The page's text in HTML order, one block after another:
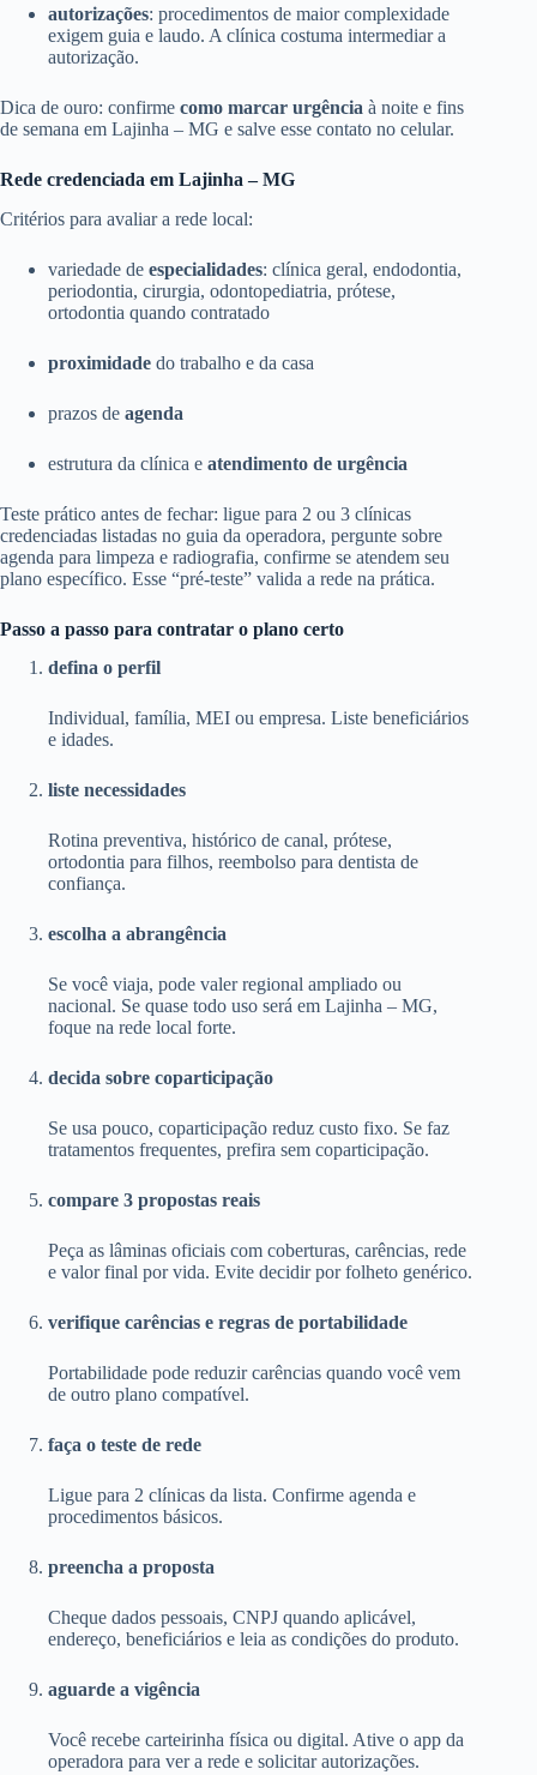
autorizações: procedimentos de maior complexidade
exigem guia e laudo. A clínica costuma intermediar a
autorização.
Dica de ouro: confirme como marcar urgência à noite e fins
de semana em Lajinha – MG e salve esse contato no celular.
Rede credenciada em Lajinha – MG
Critérios para avaliar a rede local:
variedade de especialidades: clínica geral, endodontia,
periodontia, cirurgia, odontopediatria, prótese,
ortodontia quando contratado
proximidade do trabalho e da casa
prazos de agenda
estrutura da clínica e atendimento de urgência
Teste prático antes de fechar: ligue para 2 ou 3 clínicas
credenciadas listadas no guia da operadora, pergunte sobre
agenda para limpeza e radiografia, confirme se atendem seu
plano específico. Esse “pré-teste” valida a rede na prática.
Passo a passo para contratar o plano certo
defina o perfil
Individual, família, MEI ou empresa. Liste beneficiários
e idades.
liste necessidades
Rotina preventiva, histórico de canal, prótese,
ortodontia para filhos, reembolso para dentista de
confiança.
escolha a abrangência
Se você viaja, pode valer regional ampliado ou
nacional. Se quase todo uso será em Lajinha – MG,
foque na rede local forte.
decida sobre coparticipação
Se usa pouco, coparticipação reduz custo fixo. Se faz
tratamentos frequentes, prefira sem coparticipação.
compare 3 propostas reais
Peça as lâminas oficiais com coberturas, carências, rede
e valor final por vida. Evite decidir por folheto genérico.
verifique carências e regras de portabilidade
Portabilidade pode reduzir carências quando você vem
de outro plano compatível.
faça o teste de rede
Ligue para 2 clínicas da lista. Confirme agenda e
procedimentos básicos.
preencha a proposta
Cheque dados pessoais, CNPJ quando aplicável,
endereço, beneficiários e leia as condições do produto.
aguarde a vigência
Você recebe carteirinha física ou digital. Ative o app da
operadora para ver a rede e solicitar autorizações.